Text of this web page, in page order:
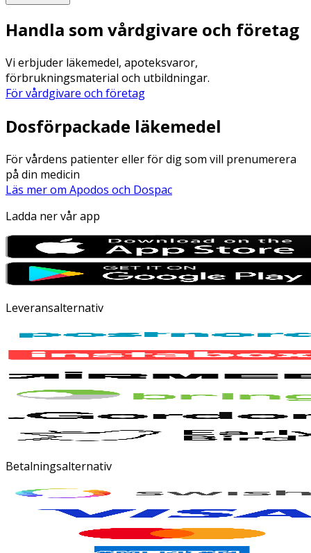
Handla som vårdgivare och företag
Vi erbjuder läkemedel, apoteksvaror,
förbrukningsmaterial och utbildningar.
För vårdgivare och företag
Dosförpackade läkemedel
För vårdens patienter eller för dig som vill prenumerera
på din medicin
Läs mer om Apodos och Dospac
Ladda ner vår app
Leveransalternativ
Betalningsalternativ